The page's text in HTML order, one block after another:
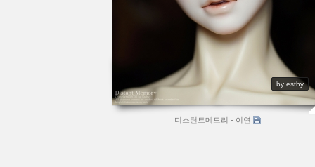
by esthy
디스턴트메모리 - 이연